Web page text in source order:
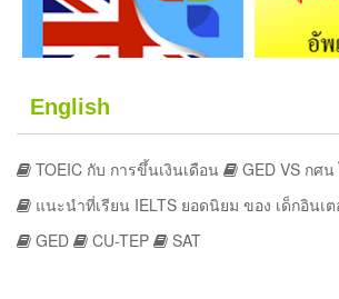
English
TOEIC กับ การขึ้นเงินเดือน
GED VS กศ
แนะนำที่เรียน IELTS ยอดนิยม ของ เด็กอินเต
GED
CU-TEP SAT